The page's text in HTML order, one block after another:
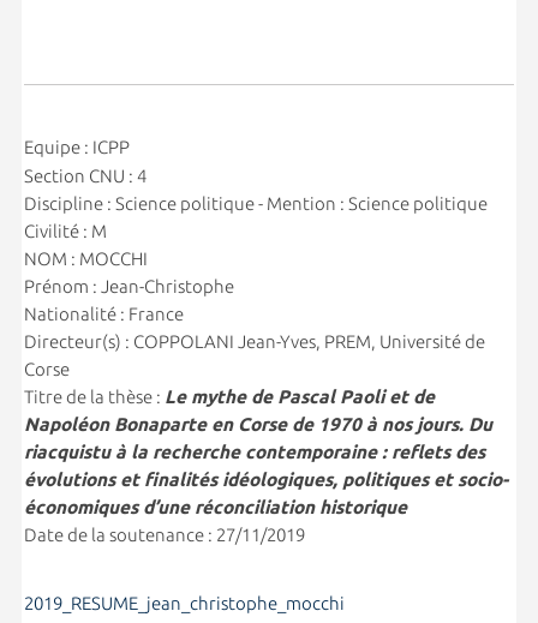
Equipe : ICPP
Section CNU : 4
Discipline : Science politique - Mention : Science politique
Civilité : M
NOM : MOCCHI
Prénom : Jean-Christophe
Nationalité : France
Directeur(s) : COPPOLANI Jean-Yves, PREM, Université de
Corse
Titre de la thèse : Le mythe de Pascal Paoli et de
Napoléon Bonaparte en Corse de 1970 à nos jours. Du
riacquistu à la recherche contemporaine : reflets des
évolutions et finalités idéologiques, politiques et socio-
économiques d’une réconciliation historique
Date de la soutenance : 27/11/2019
2019_RESUME_jean_christophe_mocchi